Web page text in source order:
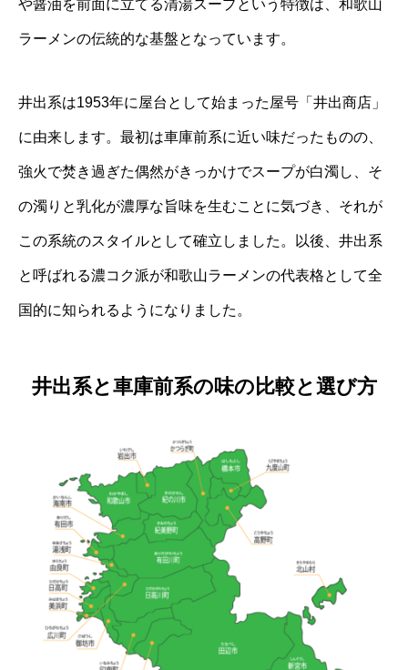
や醤油を前面に立てる清湯スープという特徴は、和歌山
ラーメンの伝統的な基盤となっています。
井出系は1953年に屋台として始まった屋号「井出商店」
に由来します。最初は車庫前系に近い味だったものの、
強火で焚き過ぎた偶然がきっかけでスープが白濁し、そ
の濁りと乳化が濃厚な旨味を生むことに気づき、それが
この系統のスタイルとして確立しました。以後、井出系
と呼ばれる濃コク派が和歌山ラーメンの代表格として全
国的に知られるようになりました。
井出系と車庫前系の味の比較と選び方